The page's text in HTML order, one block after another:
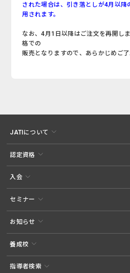
された場合は、引き落としが4月以
用されます。
なお、4月1日以降はご注文を再開し
格での
販売となりますので、あらかじめご了
JATIについて
認定資格
入会
セミナー
お知らせ
養成校
指導者検索